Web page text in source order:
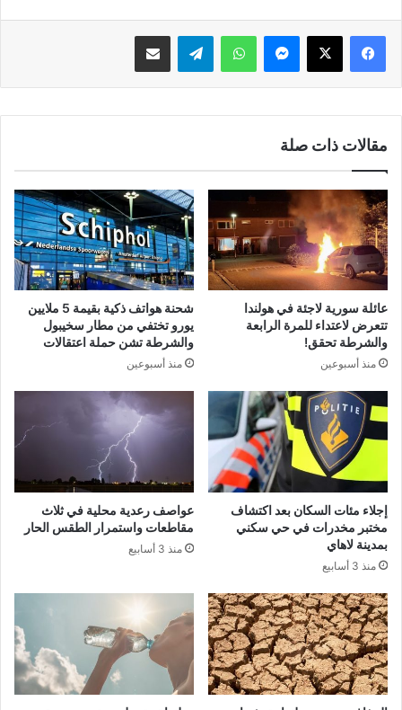
فيسبوك ‫X ماسنجر واتساب تيلقرام مشاركة عبر البريد
مقالات ذات صلة
عائلة سورية لاجئة في هولندا
تتعرض لاعتداء للمرة الرابعة
والشرطة تحقق!
منذ أسبوعين
شحنة هواتف ذكية بقيمة 5 ملايين
يورو تختفي من مطار سخيبول
والشرطة تشن حملة اعتقالات
منذ أسبوعين
إجلاء مئات السكان بعد اكتشاف
مختبر مخدرات في حي سكني
بمدينة لاهاي
منذ 3 أسابيع
عواصف رعدية محلية في ثلاث
مقاطعات واستمرار الطقس الحار
منذ 3 أسابيع